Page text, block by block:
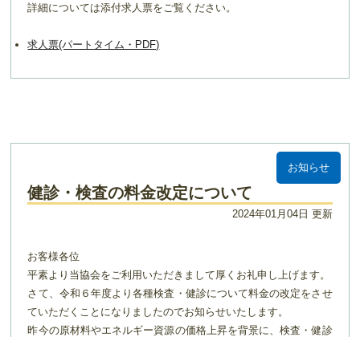
詳細については添付求人票をご覧ください。
求人票(パートタイム・PDF)
お知らせ
健診・検査の料金改定について
2024年01月04日 更新
お客様各位
平素より当協会をご利用いただきまして厚くお礼申し上げます。
さて、令和６年度より各種検査・健診について料金の改定をさせ
ていただくことになりましたのでお知らせいたします。
昨今の原材料やエネルギー資源の価格上昇を背景に、検査・健診